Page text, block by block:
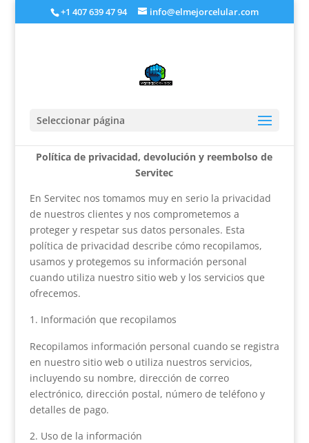
+1 407 639 47 94 info@elmejorcelular.com
Seleccionar página
Política de privacidad, devolución y reembolso de
Servitec
En Servitec nos tomamos muy en serio la privacidad
de nuestros clientes y nos comprometemos a
proteger y respetar sus datos personales. Esta
política de privacidad describe cómo recopilamos,
usamos y protegemos su información personal
cuando utiliza nuestro sitio web y los servicios que
ofrecemos.
Información que recopilamos
Recopilamos información personal cuando se registra
en nuestro sitio web o utiliza nuestros servicios,
incluyendo su nombre, dirección de correo
electrónico, dirección postal, número de teléfono y
detalles de pago.
Uso de la información